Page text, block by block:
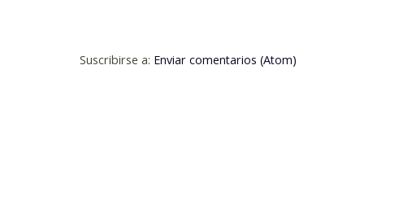
Suscribirse a: Enviar comentarios (Atom)